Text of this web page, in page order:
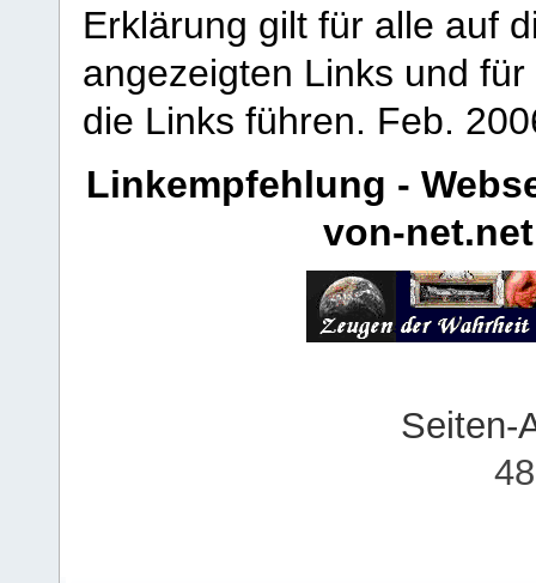
Erklärung gilt für alle auf
angezeigten Links und
die Links führen. Feb.
Linkempfehlung -
von-net.net
Seiten-